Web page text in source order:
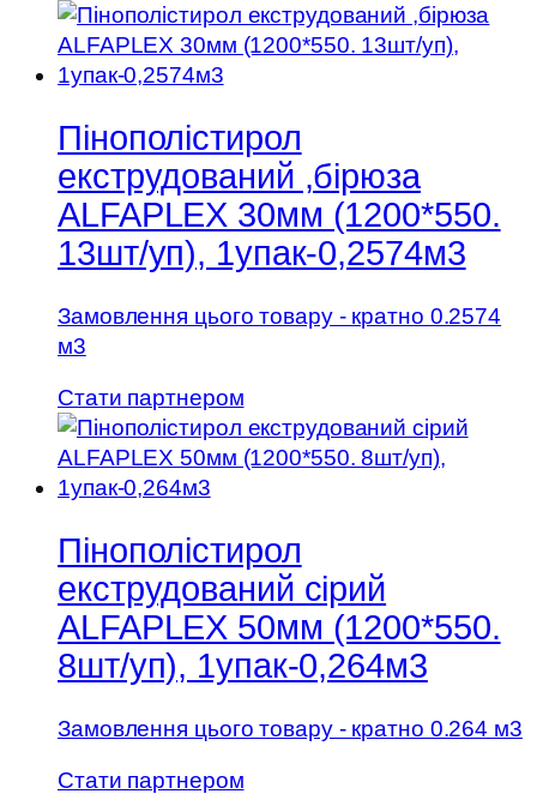
Пінополістирол
екструдований ,бірюза
ALFAPLEX 30мм (1200*550.
13шт/уп), 1упак-0,2574м3
Замовлення цього товару - кратно 0.2574
м3
Стати партнером
Пінополістирол
екструдований сірий
ALFAPLEX 50мм (1200*550.
8шт/уп), 1упак-0,264м3
Замовлення цього товару - кратно 0.264 м3
Стати партнером